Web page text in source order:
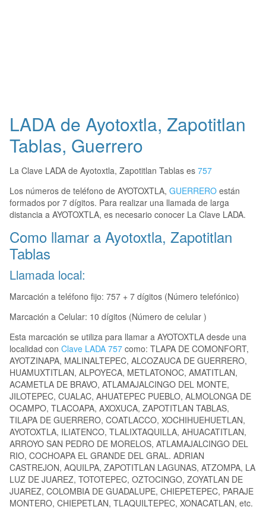
LADA de Ayotoxtla, Zapotitlan
Tablas, Guerrero
La Clave LADA de Ayotoxtla, Zapotitlan Tablas es 757
Los números de teléfono de AYOTOXTLA, GUERRERO están
formados por 7 dígitos. Para realizar una llamada de larga
distancia a AYOTOXTLA, es necesario conocer La Clave LADA.
Como llamar a Ayotoxtla, Zapotitlan
Tablas
Llamada local:
Marcación a teléfono fijo: 757 + 7 dígitos (Número telefónico)
Marcación a Celular: 10 dígitos (Número de celular )
Esta marcación se utiliza para llamar a AYOTOXTLA desde una
localidad con Clave LADA 757 como: TLAPA DE COMONFORT,
AYOTZINAPA, MALINALTEPEC, ALCOZAUCA DE GUERRERO,
HUAMUXTITLAN, ALPOYECA, METLATONOC, AMATITLAN,
ACAMETLA DE BRAVO, ATLAMAJALCINGO DEL MONTE,
JILOTEPEC, CUALAC, AHUATEPEC PUEBLO, ALMOLONGA DE
OCAMPO, TLACOAPA, AXOXUCA, ZAPOTITLAN TABLAS,
TILAPA DE GUERRERO, COATLACCO, XOCHIHUEHUETLAN,
AYOTOXTLA, ILIATENCO, TLALIXTAQUILLA, AHUACATITLAN,
ARROYO SAN PEDRO DE MORELOS, ATLAMAJALCINGO DEL
RIO, COCHOAPA EL GRANDE DEL GRAL. ADRIAN
CASTREJON, AQUILPA, ZAPOTITLAN LAGUNAS, ATZOMPA, LA
LUZ DE JUAREZ, TOTOTEPEC, OZTOCINGO, ZOYATLAN DE
JUAREZ, COLOMBIA DE GUADALUPE, CHIEPETEPEC, PARAJE
MONTERO, CHIEPETLAN, TLAQUILTEPEC, XONACATLAN, etc.